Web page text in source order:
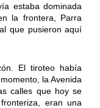
estaba dominada
la frontera, Parra
que pusieron aquí
El tiroteo había
la Avenida
calles que hoy se
eran una